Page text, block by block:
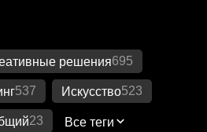
решения695
537 Искусство523
23 Все теги